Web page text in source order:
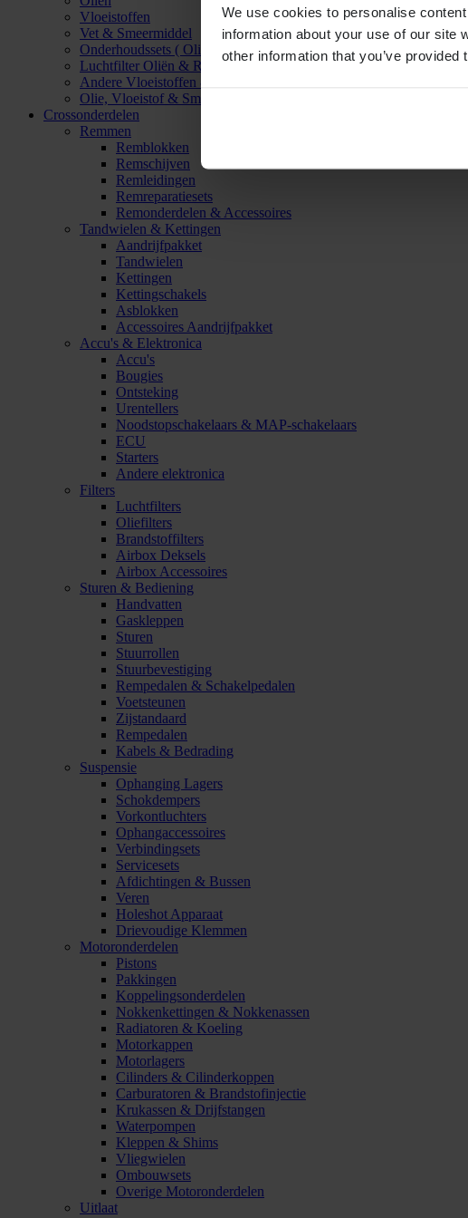
We use cookies to personalise
information about your use of our site
other information that you’ve
Vloeistoffen
Vet & Smeermiddel
Onderhoudssets ( Olie & Filter)
Luchtfilter Oliën & Reinigers
Andere Vloeistoffen & Smeermiddelen
Olie, Vloeistof & Smeermiddel Accessoires
Crossonderdelen
Remmen
Remblokken
Remschijven
Remleidingen
Remreparatiesets
Remonderdelen & Accessoires
Tandwielen & Kettingen
Aandrijfpakket
Tandwielen
Kettingen
Kettingschakels
Asblokken
Accessoires Aandrijfpakket
Accu's & Elektronica
Accu's
Bougies
Ontsteking
Urentellers
Noodstopschakelaars & MAP-schakelaars
ECU
Starters
Andere elektronica
Filters
Luchtfilters
Oliefilters
Brandstoffilters
Airbox Deksels
Airbox Accessoires
Sturen & Bediening
Handvatten
Gaskleppen
Sturen
Stuurrollen
Stuurbevestiging
Rempedalen & Schakelpedalen
Voetsteunen
Zijstandaard
Rempedalen
Kabels & Bedrading
Suspensie
Ophanging Lagers
Schokdempers
Vorkontluchters
Ophangaccessoires
Verbindingsets
Servicesets
Afdichtingen & Bussen
Veren
Holeshot Apparaat
Drievoudige Klemmen
Motoronderdelen
Pistons
Pakkingen
Koppelingsonderdelen
Nokkenkettingen & Nokkenassen
Radiatoren & Koeling
Motorkappen
Motorlagers
Cilinders & Cilinderkoppen
Carburatoren & Brandstofinjectie
Krukassen & Drijfstangen
Waterpompen
Kleppen & Shims
Vliegwielen
Ombouwsets
Overige Motoronderdelen
Uitlaat